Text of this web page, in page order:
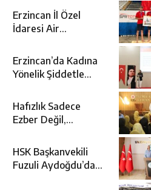
Erzincan İl Özel
İdaresi Air
Türkiye Şampiyonu
Oldu
Erzincan’da Kadına
Yönelik Şiddetle
Kurumlar Bir Araya
Geldi
Hafızlık Sadece
Ezber Değil,
Yaşamaktır
HSK Başkanvekili
Fuzuli Aydoğdu’dan